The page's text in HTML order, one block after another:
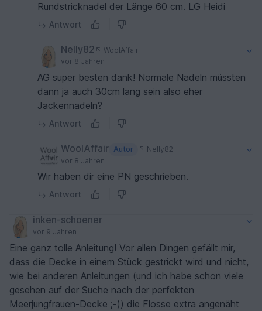
Rundstricknadel der Länge 60 cm. LG Heidi
Antwort
Nelly82
WoolAffair
vor 8 Jahren
AG super besten dank! Normale Nadeln müssten
dann ja auch 30cm lang sein also eher
Jackennadeln?
Antwort
WoolAffair Autor
Nelly82
vor 8 Jahren
Wir haben dir eine PN geschrieben.
Antwort
inken-schoener
vor 9 Jahren
Eine ganz tolle Anleitung! Vor allen Dingen gefällt mir,
dass die Decke in einem Stück gestrickt wird und nicht,
wie bei anderen Anleitungen (und ich habe schon viele
gesehen auf der Suche nach der perfekten
Meerjungfrauen-Decke ;-)) die Flosse extra angenäht